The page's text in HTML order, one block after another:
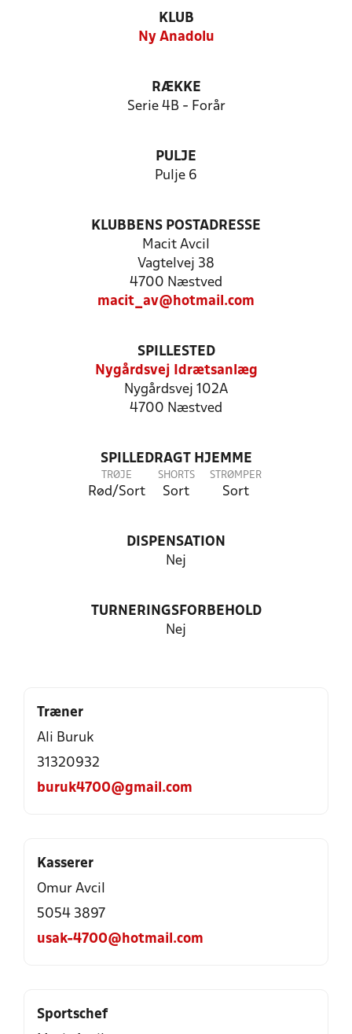
KLUB
Ny Anadolu
RÆKKE
Serie 4B - Forår
PULJE
Pulje 6
KLUBBENS POSTADRESSE
Macit Avcil
Vagtelvej 38
4700 Næstved
macit_av@hotmail.com
SPILLESTED
Nygårdsvej Idrætsanlæg
Nygårdsvej 102A
4700 Næstved
SPILLEDRAGT HJEMME
TRØJE
Rød/Sort
SHORTS
Sort
STRØMPER
Sort
DISPENSATION
Nej
TURNERINGSFORBEHOLD
Nej
Træner
Ali Buruk
31320932
buruk4700@gmail.com
Kasserer
Omur Avcil
5054 3897
usak-4700@hotmail.com
Sportschef